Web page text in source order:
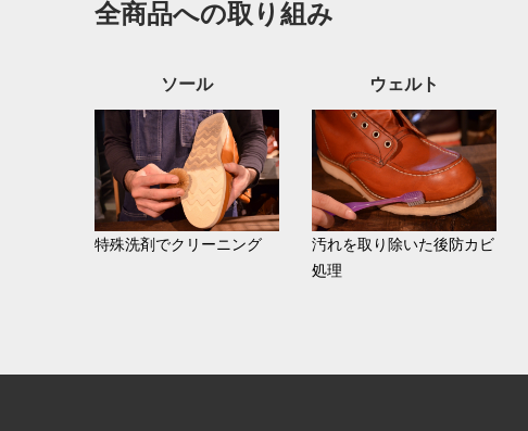
全商品への取り組み
ソール
特殊洗剤でクリーニング
ウェルト
汚れを取り除いた後防カビ
処理